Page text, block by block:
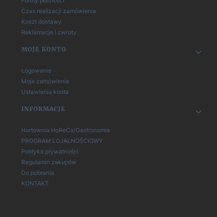
Czas realizacji zamówienia
Koszt dostawy
Reklamacje i zwroty
MOJE KONTO
Logowanie
Moje zamówienia
Ustawienia konta
INFORMACJE
Hurtownia HoReCa/Gastronomia
PROGRAM LOJALNOŚCIOWY
Polityka prywatności
Regulamin zakupów
Do pobrania
KONTAKT